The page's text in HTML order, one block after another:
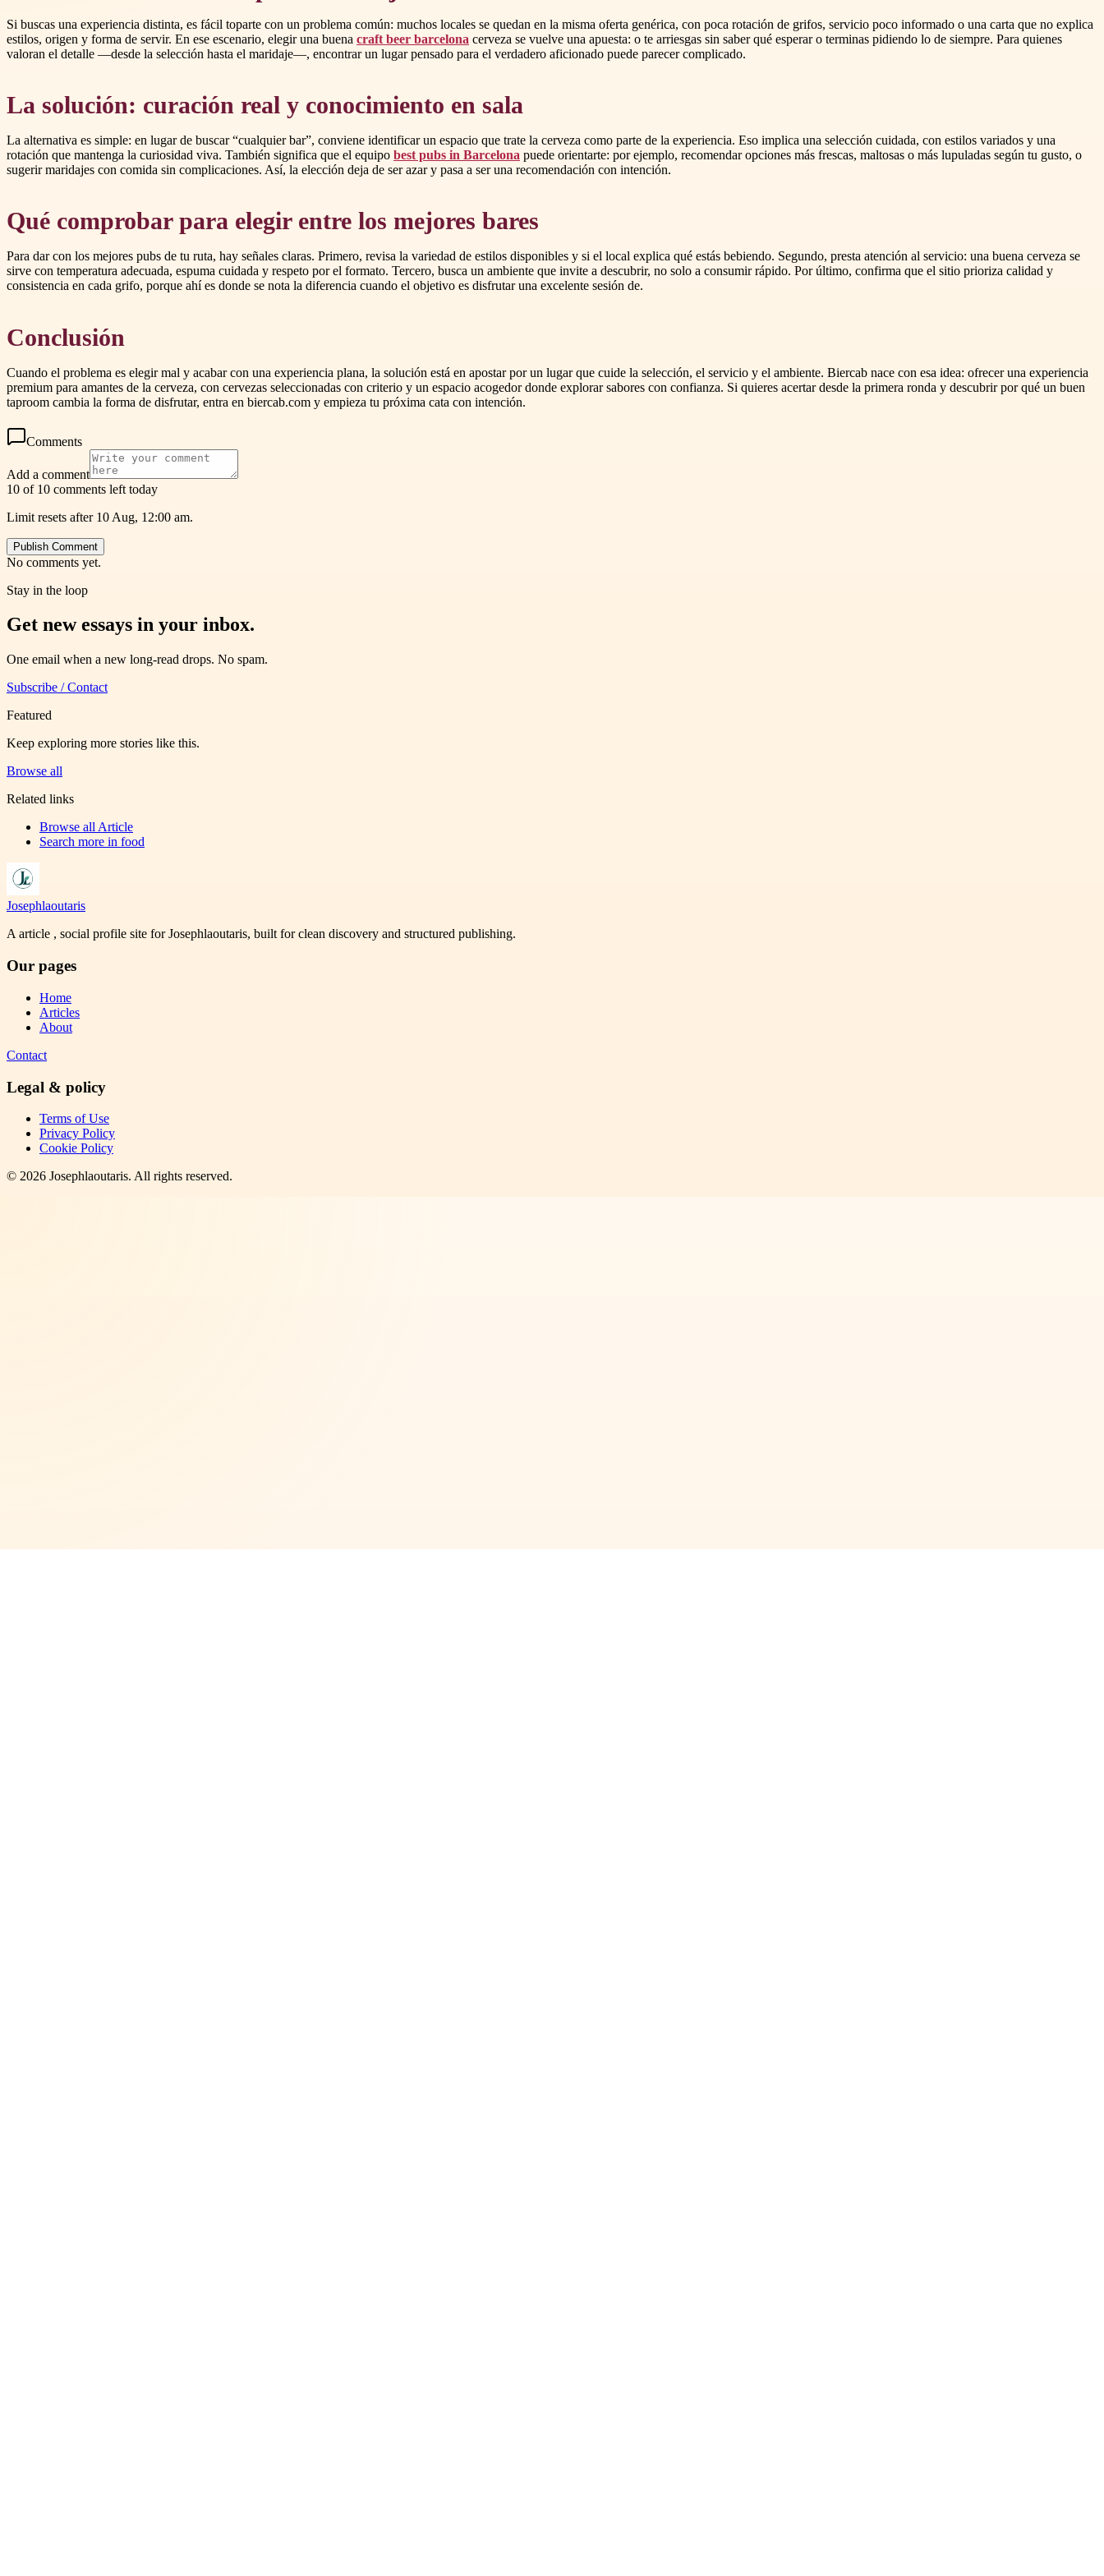
Si buscas una experiencia distinta, es fácil toparte con un problema común: muchos locales se quedan en la misma oferta genérica, con poca rotación de grifos, servicio poco informado o una carta que no explica
estilos, origen y forma de servir. En ese escenario, elegir una buena craft beer barcelona cerveza se vuelve una apuesta: o te arriesgas sin saber qué esperar o terminas pidiendo lo de siempre. Para quienes
valoran el detalle —desde la selección hasta el maridaje—, encontrar un lugar pensado para el verdadero aficionado puede parecer complicado.
La solución: curación real y conocimiento en sala
La alternativa es simple: en lugar de buscar “cualquier bar”, conviene identificar un espacio que trate la cerveza como parte de la experiencia. Eso implica una selección cuidada, con estilos variados y una
rotación que mantenga la curiosidad viva. También significa que el equipo best pubs in Barcelona puede orientarte: por ejemplo, recomendar opciones más frescas, maltosas o más lupuladas según tu gusto, o
sugerir maridajes con comida sin complicaciones. Así, la elección deja de ser azar y pasa a ser una recomendación con intención.
Qué comprobar para elegir entre los mejores bares
Para dar con los mejores pubs de tu ruta, hay señales claras. Primero, revisa la variedad de estilos disponibles y si el local explica qué estás bebiendo. Segundo, presta atención al servicio: una buena cerveza se
sirve con temperatura adecuada, espuma cuidada y respeto por el formato. Tercero, busca un ambiente que invite a descubrir, no solo a consumir rápido. Por último, confirma que el sitio prioriza calidad y
consistencia en cada grifo, porque ahí es donde se nota la diferencia cuando el objetivo es disfrutar una excelente sesión de.
Conclusión
Cuando el problema es elegir mal y acabar con una experiencia plana, la solución está en apostar por un lugar que cuide la selección, el servicio y el ambiente. Biercab nace con esa idea: ofrecer una experiencia
premium para amantes de la cerveza, con cervezas seleccionadas con criterio y un espacio acogedor donde explorar sabores con confianza. Si quieres acertar desde la primera ronda y descubrir por qué un buen
taproom cambia la forma de disfrutar, entra en biercab.com y empieza tu próxima cata con intención.
Comments
Add a comment
10 of 10 comments left today
Limit resets after 10 Aug, 12:00 am.
Publish Comment
No comments yet.
Stay in the loop
Get new essays in your inbox.
One email when a new long-read drops. No spam.
Subscribe / Contact
Featured
Keep exploring more stories like this.
Browse all
Related links
Browse all Article
Search more in food
Josephlaoutaris
A article , social profile site for Josephlaoutaris, built for clean discovery and structured publishing.
Our pages
Home
Articles
About
Contact
Legal & policy
Terms of Use
Privacy Policy
Cookie Policy
© 2026 Josephlaoutaris. All rights reserved.